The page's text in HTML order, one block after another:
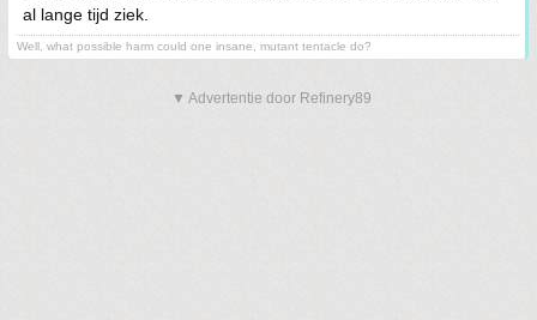
al lange tijd ziek.
Well, what possible harm could one insane, mutant tentacle do?
▼ Advertentie door Refinery89